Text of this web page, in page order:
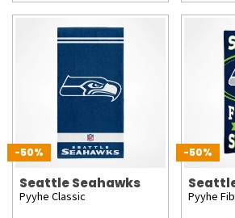
-50%
Seattle Seahawks
Pyyhe Classic
-50%
Pyyhe